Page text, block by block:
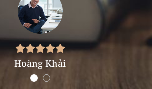
Hoàng Khải